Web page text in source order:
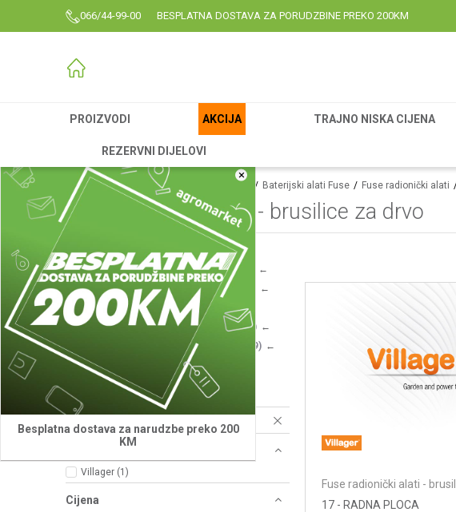
066/44-99-00 BESPLATNA DOSTAVA ZA PORUDZBINE PREKO 200KM
PROIZVODI AKCIJA TRAJNO NISKA CIJENA
REZERVNI DIJELOVI
×
Besplatna dostava za narudzbe preko 200
KM
Agromarket Proizvodi Baterijski alati Fuse Fuse radionički alati
Fuse radionički alati - brusilice za drvo
Fuse radionički alati - klamerice
(2)
Fuse radionički alati - bušilice/odvrtači
Fuse radionički alati - brusilice za drvo
Fuse radionički alati - čekići (15)
Fuse radionički alati - testere za drvo(14)
Fuse radionički alati - ugaone brusilice
(19)
Fuse radionički alati - zavrtači(12)
Fuse radionički alati - usisivači(1)
Villager (1)
Cijena
Fuse radionički alati -
17 - RADNA PLOCA